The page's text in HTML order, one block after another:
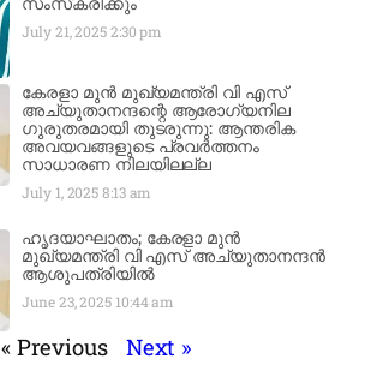
July 21, 20252:30 pm
കേരളാ മുൻ മുഖ്യമന്ത്രി വി എസ്
അച്യുതാനന്ദന്റെ ആരോഗ്യനില
ഗുരുതരമായി തുടരുന്നു: ആന്തരിക
അവയവങ്ങളുടെ പ്രവർത്തനം
സാധാരണ നിലയിലല്ല
July 1, 20258:13 am
ഹൃദയാഘാതം; കേരളാ മുൻ
മുഖ്യമന്ത്രി വി എസ് അച്യുതാനന്ദൻ
ആശുപത്രിയിൽ
June 23, 2025 10:44 am
« Previous Next »